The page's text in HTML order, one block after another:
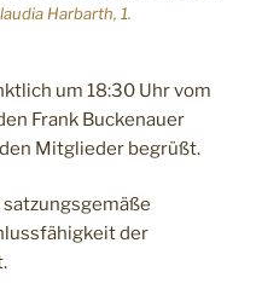
Harbarth, 1.
um 18:30 Uhr vom
Frank Buckenauer
Mitglieder begrüßt.
der